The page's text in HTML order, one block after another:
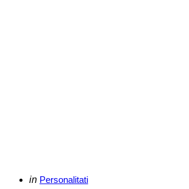
Categories
Posted
in Personalitati